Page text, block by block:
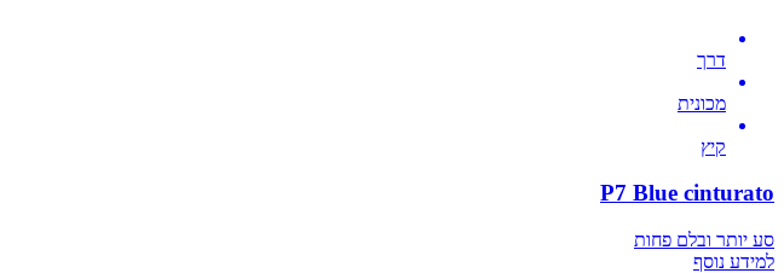
דרך
מכונית
קיץ
P7 Blue cinturato
סע יותר ובלם פחות
למידע נוסף